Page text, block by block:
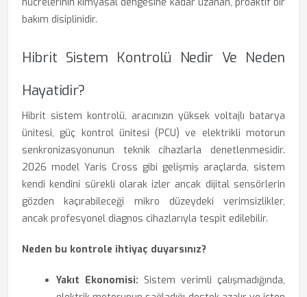
bakım disiplinidir.
Hibrit Sistem Kontrolü Nedir Ve Neden
Hayatidir?
Hibrit sistem kontrolü, aracınızın yüksek voltajlı batarya
ünitesi, güç kontrol ünitesi (PCU) ve elektrikli motorun
senkronizasyonunun teknik cihazlarla denetlenmesidir.
2026 model Yaris Cross gibi gelişmiş araçlarda, sistem
kendi kendini sürekli olarak izler ancak dijital sensörlerin
gözden kaçırabileceği mikro düzeydeki verimsizlikler,
ancak profesyonel diagnos cihazlarıyla tespit edilebilir.
Neden bu kontrole ihtiyaç duyarsınız?
Yakıt Ekonomisi: Sistem verimli çalışmadığında,